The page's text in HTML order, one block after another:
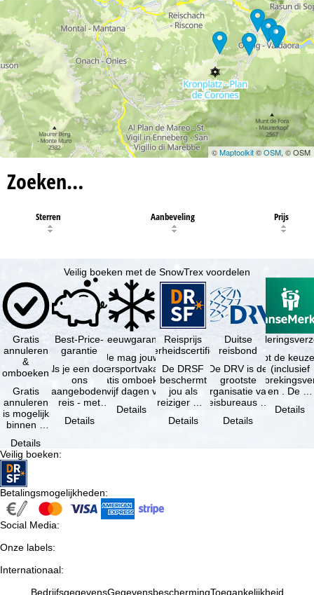
©Maptoolkit©OSM, © OSM
Zoeken…
Sterren Aanbeveling Prijs
Veilig boeken met de SnowTrex voordelen
Gratis
annuleren
&
omboeken
Gratis
annuleren
is mogelijk
binnen 5
de
boeking,
als jouw
vakantie …
Details
Best-Price-
garantie
Als je een door
ons
aangeboden
reis - met
dezelfde inhoud
en
Details
Sneeuwgarantie
Je mag jouw
wintersportvakantie
gratis omboeken
als vijf dagen voor
Details
Reisprijs
zekerheidscertificaat
De DRSF
beschermt
jou als
reiziger met
pakketreis
Details
Duitse
reisbond
De DRV is de
grootste
organisatie van
reisbureaus en
in Duitsland. …
Details
Je hebt de
(inclusief
en . De …
Details
Veilig boeken:
Betalingsmogelijkheden:
Social Media:
Onze labels:
Internationaal:
BedrijfsgegevensGegevensbeschermingToegankelijkheid